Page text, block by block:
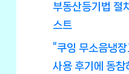
부동산등기법 절
스트
“쿠잉 무소음냉
사용 후기에 동참